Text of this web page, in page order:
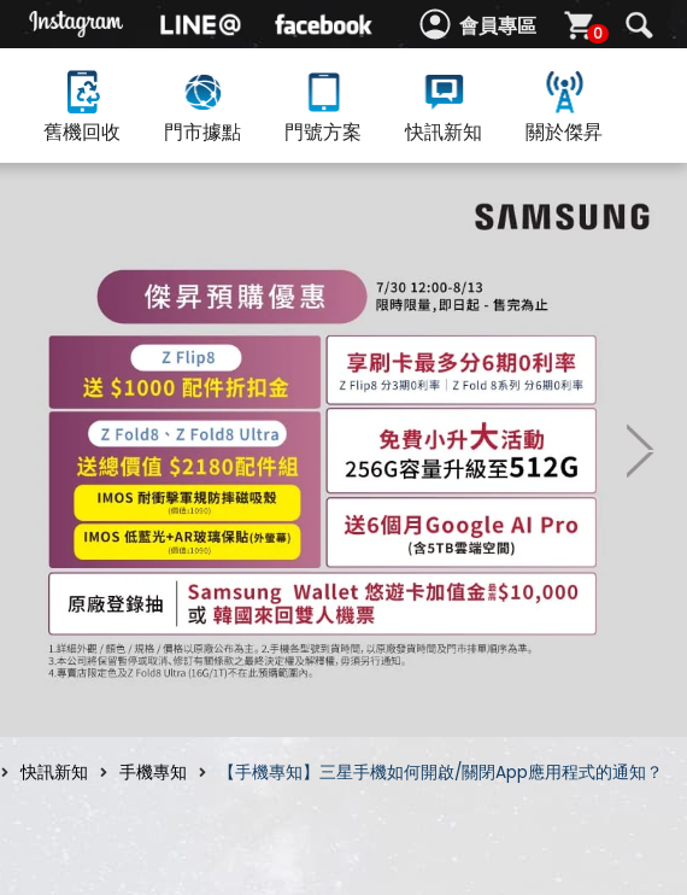
會員專區 0
舊機回收 門市據點 門號方案 快訊新知 關於傑昇
快訊新知 手機專知 【手機專知】三星手機如何開啟/關閉App應用程式的通知？